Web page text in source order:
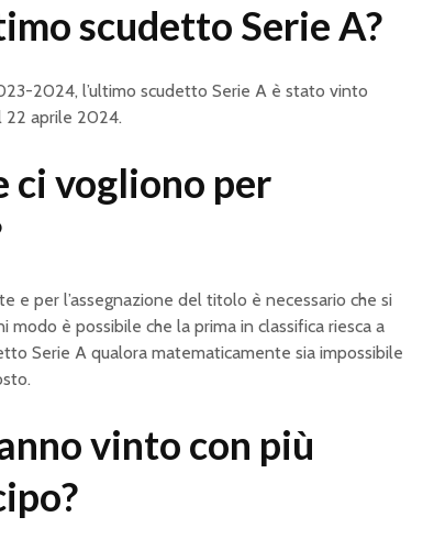
scudetto Serie A?
2024, l’ultimo scudetto Serie A è stato vinto
22 aprile 2024.
ci vogliono per
e per l’assegnazione del titolo è necessario che si
modo è possibile che la prima in classifica riesca a
Serie A qualora matematicamente sia impossibile
vinto con più